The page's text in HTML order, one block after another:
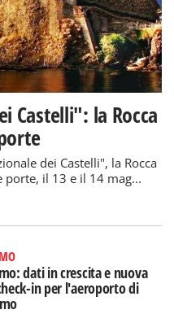
Castelli": la Rocca
dei Castelli", la Rocca
porte, il 13 e il 14 mag...
dati in crescita e nuova
in per l'aeroporto di